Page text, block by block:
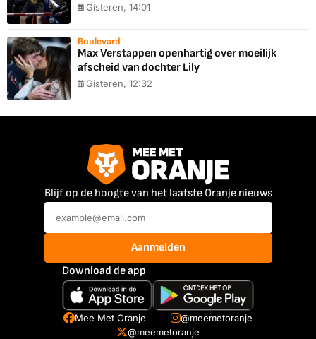
Gisteren, 14:01
Boulevard
Max Verstappen openhartig over moeilijk
afscheid van dochter Lily
Gisteren, 12:32
Blijf op de hoogte van het laatste Oranje nieuws
Aanmelden
Download de app
Mee Met Oranje
@meemetoranje
@meemetoranje